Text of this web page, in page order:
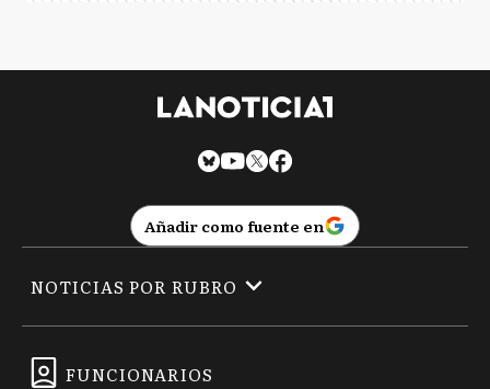
Añadir como fuente en
FUNCIONARIOS
NOTICIAS POR RUBRO